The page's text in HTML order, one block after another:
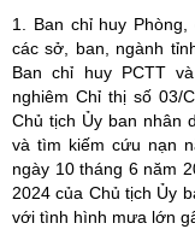
1. Ban chỉ huy
các sở, ban, ngành
Ban chỉ huy PCTT
nghiêm Chỉ thị số 03/
Chủ tịch Ủy ban nhân
và tìm kiếm cứu nạn
ngày 10 tháng 6 năm
2024 của Chủ tịch Ủy
với tình hình mưa lớn